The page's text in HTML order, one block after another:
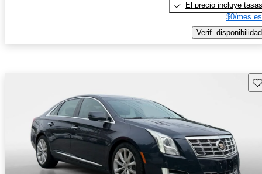
El precio incluye tasas
$0/mes
Verif. disponibilidad